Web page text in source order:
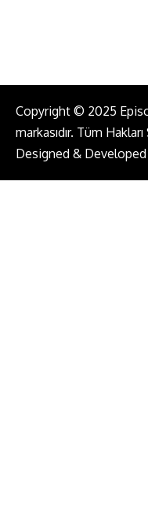
Copyright © 2025
markasıdır. Tüm Hakları
Designed &